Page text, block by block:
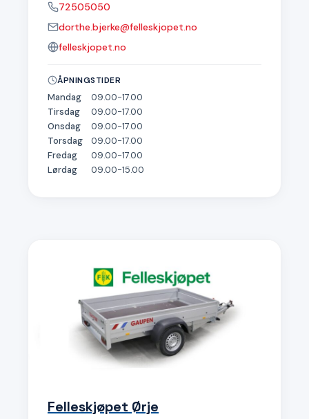
72505050
dorthe.bjerke@felleskjopet.no
felleskjopet.no
ÅPNINGSTIDER
Mandag
09.00-17.00
Tirsdag
09.00-17.00
Onsdag
09.00-17.00
Torsdag
09.00-17.00
Fredag
09.00-17.00
Lørdag
09.00-15.00
Felleskjøpet Ørje